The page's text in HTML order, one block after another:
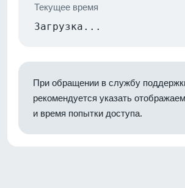
Текущее время
Загрузка...
При обращении в службу
рекомендуется указать
и время попытки доступа.